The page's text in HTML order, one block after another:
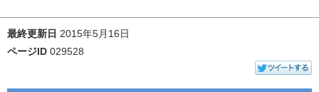
最終更新日 2015年5月16日
ページID 029528